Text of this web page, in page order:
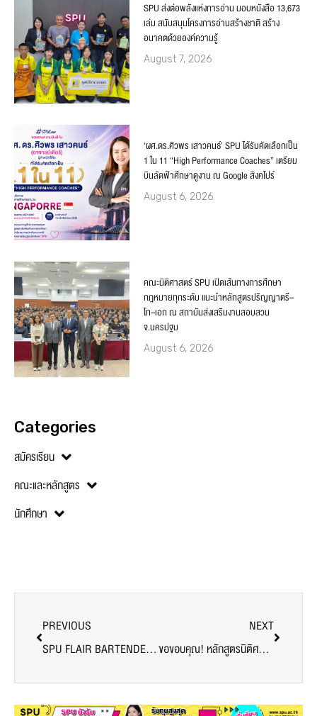
SPU ส่งต่อพลังแห่งการอ่าน มอบหนังสือ 13,673
เล่ม สนับสนุนโครงการอ่านสร้างชาติ สร้าง
อนาคตด้วยองค์ความรู้
August 7, 2026
‘ผศ.ดร.ศิวพร เสาวคนธ์’ SPU ได้รับคัดเลือกเป็น
1 ใน 11 “High Performance Coaches” เตรียม
บินลัดฟ้าศึกษาดูงาน ณ Google สิงคโปร์
August 6, 2026
คณะนิติศาสตร์ SPU เปิดเส้นทางการศึกษา
กฎหมายทุกระดับ แนะนำหลักสูตรปริญญาตรี–
โท–เอก ณ สถาบันส่งเสริมงานสอบสวน
จ.นครปฐม
August 6, 2026
Categories
สมัครเรียน
คณะและหลักสูตร
นักศึกษา
PREVIOUS
SPU FLAIR BARTENDER COMPETITION 2022 กิจกรรมดีดีของสายชง ปวช. ปวส. มาแล้วว…
NEXT
ขอขอบคุณ! หลักสูตรนิติศาสตรบัณฑิต (ปริญญาตรี) SPU สนับสนุนเครื่องดื่ม บุคลากรทางการแพทย์และอาสาสมัคร ศูนย์ฉีดวัคซีน ม.ศรีปทุม